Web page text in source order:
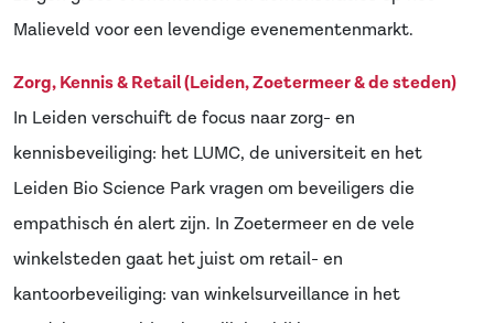
Malieveld voor een levendige evenementenmarkt.
Zorg, Kennis & Retail (Leiden, Zoetermeer & de steden)
In Leiden verschuift de focus naar zorg- en
kennisbeveiliging: het LUMC, de universiteit en het
Leiden Bio Science Park vragen om beveiligers die
empathisch én alert zijn. In Zoetermeer en de vele
winkelsteden gaat het juist om retail- en
kantoorbeveiliging: van winkelsurveillance in het